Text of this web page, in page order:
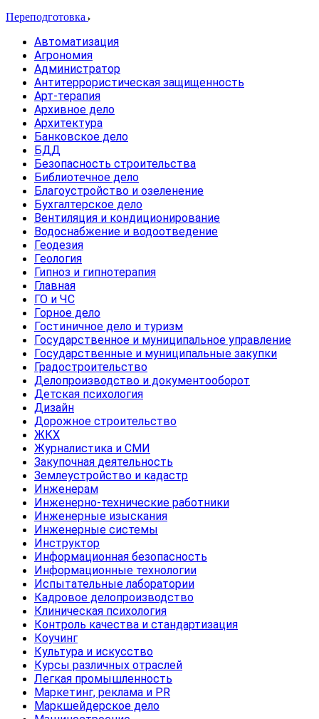
Переподготовка
Автоматизация
Агрономия
Администратор
Антитеррористическая защищенность
Арт-терапия
Архивное дело
Архитектура
Банковское дело
БДД
Безопасность строительства
Библиотечное дело
Благоустройство и озеленение
Бухгалтерское дело
Вентиляция и кондиционирование
Водоснабжение и водоотведение
Геодезия
Геология
Гипноз и гипнотерапия
Главная
ГО и ЧС
Горное дело
Гостиничное дело и туризм
Государственное и муниципальное управление
Государственные и муниципальные закупки
Градостроительство
Делопроизводство и документооборот
Детская психология
Дизайн
Дорожное строительство
ЖКХ
Журналистика и СМИ
Закупочная деятельность
Землеустройство и кадастр
Инженерам
Инженерно-технические работники
Инженерные изыскания
Инженерные системы
Инструктор
Информационная безопасность
Информационные технологии
Испытательные лаборатории
Кадровое делопроизводство
Клиническая психология
Контроль качества и стандартизация
Коучинг
Культура и искусство
Курсы различных отраслей
Легкая промышленность
Маркетинг, реклама и PR
Маркшейдерское дело